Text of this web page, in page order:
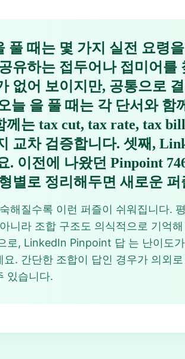
풀 때는 몇 가지 실전 요령
유하는 접두어나 접미어
없어 보이지만, 공통으로
늘 을 풀 때는 각 단서와 함
께는 tax cut, tax rate, tax
교차 검증합니다. 셋째,
. 이전에 나왔던 Pinpoint
별로 정리해두면 새로운
해질수록 이런 퍼즐이 쉬워집니다
니라 조합 구조도 의식적으로 기억
로, LinkedIn Pinpoint 답 는 난이도
요. 간단한 조합이 답인 경우가 의외
있습니다.